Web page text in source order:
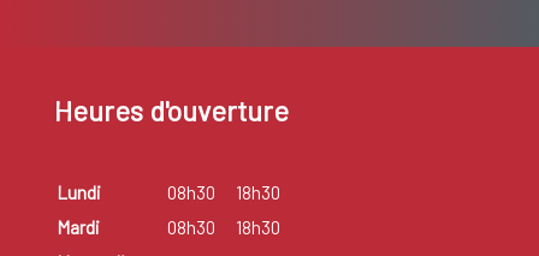
Heures d'ouverture
Lundi 08h30
18h30
Mardi
08h30
18h30